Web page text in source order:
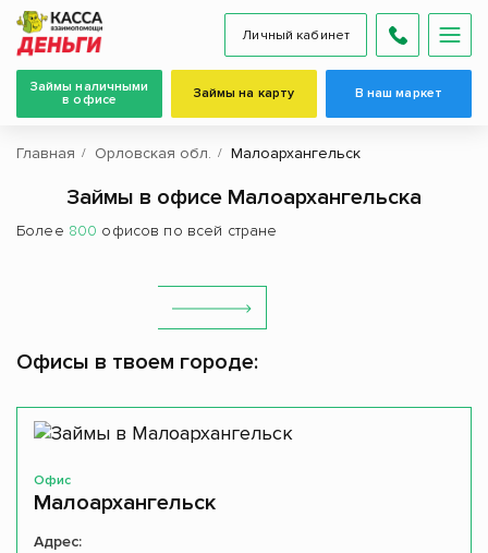
Личный кабинет
Займы наличными
в офисе
Займы на карту В наш маркет
Главная Орловская обл. Малоархангельск
Займы в офисе Малоархангельска
Более 800 офисов по всей стране
Офисы в твоем городе:
Офис
Малоархангельск
Адрес: